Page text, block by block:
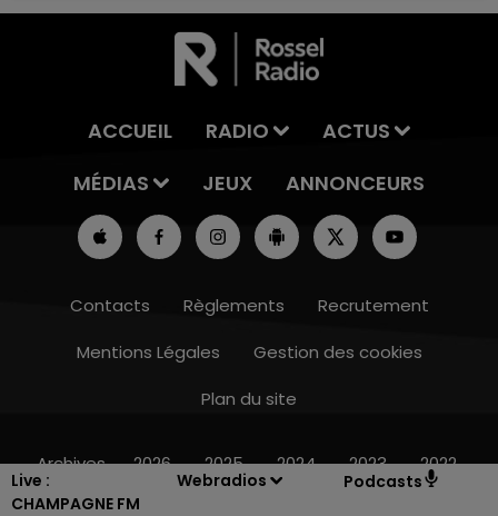
Live :
CHAMPAGNE FM
Webradios Podcasts
16h00 - 20h00
ACCUEIL RADIO
ACTUS
MÉDIAS
JEUX ANNONCEURS
Contacts Règlements
Recrutement
Mentions Légales
Gestion des cookies
Plan du site
Archives 2026 2025 2024 2023 2022